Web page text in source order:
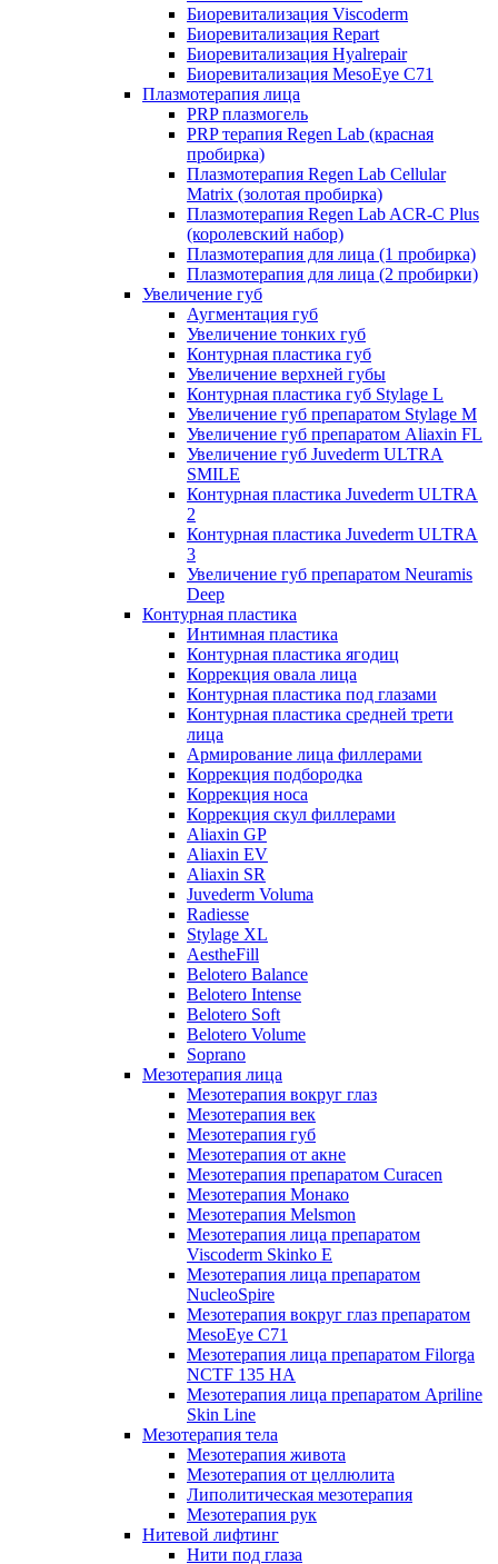
Биоревитализация Viscoderm
Биоревитализация Repart
Биоревитализация Hyalrepair
Биоревитализация MesoEye C71
Плазмотерапия лица
PRP плазмогель
PRP терапия Regen Lab (красная
пробирка)
Плазмотерапия Regen Lab Cellular
Matrix (золотая пробирка)
Плазмотерапия Regen Lab ACR-C Plus
(королевский набор)
Плазмотерапия для лица (1 пробирка)
Плазмотерапия для лица (2 пробирки)
Увеличение губ
Аугментация губ
Увеличение тонких губ
Контурная пластика губ
Увеличение верхней губы
Контурная пластика губ Stylage L
Увеличение губ препаратом Stylage M
Увеличение губ препаратом Aliaxin FL
Увеличение губ Juvederm ULTRA
SMILE
Контурная пластика Juvederm ULTRA
2
Контурная пластика Juvederm ULTRA
3
Увеличение губ препаратом Neuramis
Deep
Контурная пластика
Интимная пластика
Контурная пластика ягодиц
Коррекция овала лица
Контурная пластика под глазами
Контурная пластика средней трети
лица
Армирование лица филлерами
Коррекция подбородка
Коррекция носа
Коррекция скул филлерами
Aliaxin GP
Aliaxin EV
Aliaxin SR
Juvederm Voluma
Radiesse
Stylage XL
AestheFill
Belotero Balance
Belotero Intense
Belotero Soft
Belotero Volume
Soprano
Мезотерапия лица
Мезотерапия вокруг глаз
Мезотерапия век
Мезотерапия губ
Мезотерапия от акне
Мезотерапия препаратом Curacen
Мезотерапия Монако
Мезотерапия Melsmon
Мезотерапия лица препаратом
Viscoderm Skinko E
Мезотерапия лица препаратом
NucleoSpire
Мезотерапия вокруг глаз препаратом
MesoEye С71
Мезотерапия лица препаратом Filorga
NCTF 135 HA
Мезотерапия лица препаратом Apriline
Skin Line
Мезотерапия тела
Мезотерапия живота
Мезотерапия от целлюлита
Липолитическая мезотерапия
Мезотерапия рук
Нитевой лифтинг
Нити под глаза